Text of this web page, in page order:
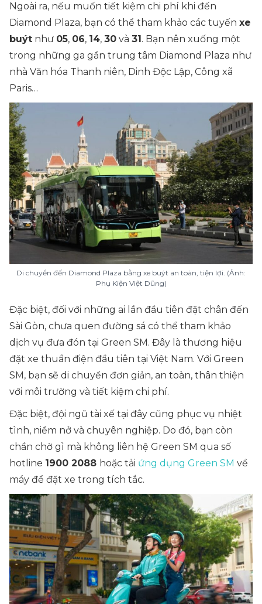
Ngoài ra, nếu muốn tiết kiệm chi phí khi đến
Diamond Plaza, bạn có thể tham khảo các tuyến xe
buýt như 05, 06, 14, 30 và 31. Bạn nên xuống một
trong những ga gần trung tâm Diamond Plaza như
nhà Văn hóa Thanh niên, Dinh Độc Lập, Công xã
Paris…
Di chuyển đến Diamond Plaza bằng xe buýt an toàn, tiện lợi. (Ảnh:
Phụ Kiện Việt Dũng)
Đặc biệt, đối với những ai lần đầu tiên đặt chân đến
Sài Gòn, chưa quen đường sá có thể tham khảo
dịch vụ đưa đón tại Green SM. Đây là thương hiệu
đặt xe thuần điện đầu tiên tại Việt Nam. Với Green
SM, bạn sẽ di chuyển đơn giản, an toàn, thân thiện
với môi trường và tiết kiệm chi phí.
Đặc biệt, đội ngũ tài xế tại đây cũng phục vụ nhiệt
tình, niềm nở và chuyên nghiệp. Do đó, bạn còn
chần chờ gì mà không liên hệ Green SM qua số
hotline 1900 2088 hoặc tải ứng dụng Green SM về
máy để đặt xe trong tích tắc.